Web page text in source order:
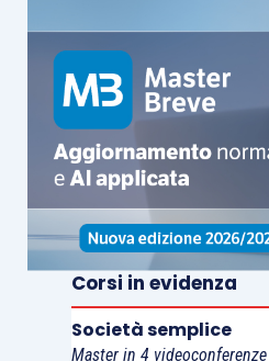
misura del75%,
finalizzati a
energetica
conseguono
definita dalM.
Per tali interventi
massimo di spesa non
moltiplicato per il numero
che compongono l’edificio;
condizioni previsteper
Corsi in evidenza
Società semplice
Master in 4